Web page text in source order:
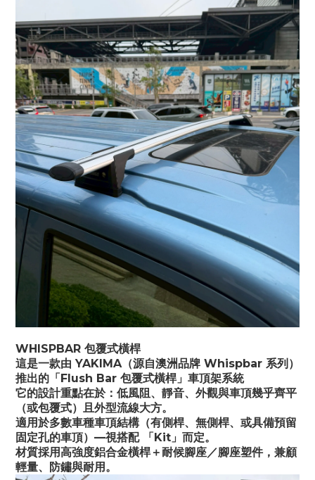
WHISPBAR 包覆式橫桿
這是一款由 YAKIMA（源自澳洲品牌 Whispbar 系列）
推出的「Flush Bar 包覆式橫桿」車頂架系統
它的設計重點在於：低風阻、靜音、外觀與車頂幾乎齊平
（或包覆式）且外型流線大方。
適用於多數車種車頂結構（有側桿、無側桿、或具備預留
固定孔的車頂）—視搭配 「Kit」而定。
材質採用高強度鋁合金橫桿＋耐候腳座／腳座塑件，兼顧
輕量、防鏽與耐用。